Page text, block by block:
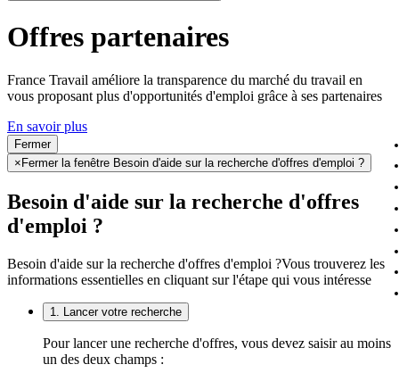
Offres partenaires
France Travail améliore la transparence du marché du travail en
vous proposant plus d'opportunités d'emploi grâce à ses partenaires
En savoir plus
Fermer
× Fermer la fenêtre Besoin d'aide sur la recherche d'offres d'emploi ?
Besoin d'aide sur la recherche d'offres
d'emploi ?
Besoin d'aide sur la recherche d'offres d'emploi ?Vous trouverez les
informations essentielles en cliquant sur l'étape qui vous intéresse
1. Lancer votre recherche
Pour lancer une recherche d'offres, vous devez saisir au moins
un des deux champs :